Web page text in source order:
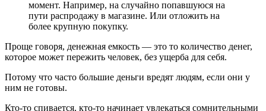
момент. Например, на случайно попавшуюся на
пути распродажу в магазине. Или отложить на
более крупную покупку.
Проще говоря, денежная емкость — это то количество денег,
которое может пережить человек, без ущерба для себя.
Потому что часто большие деньги вредят людям, если они у
ним не готовы.
Кто-то спивается, кто-то начинает увлекаться сомнительными